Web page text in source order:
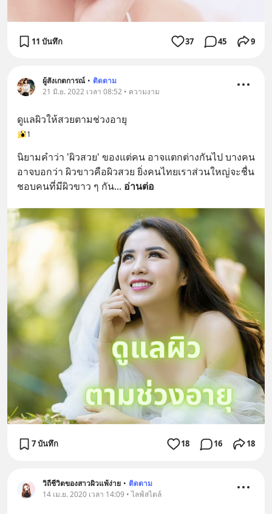
11 บันทึก 37 45 9
ผู้สังเกตการณ์ • ติดตาม
21 มิ.ย. 2022 เวลา 08:52 • ความงาม
ดูแลผิวให้สวยตามช่วงอายุ
1
นิยามคำว่า 'ผิวสวย' ของแต่คน อาจแตกต่างกันไป บางคน
อาจบอกว่า ผิวขาวคือผิวสวย ยิ่งคนไทยเราส่วนใหญ่จะชื่น
ชอบคนที่มีผิวขาว ๆ กัน... อ่านต่อ
7 บันทึก 18 16 18
วิถีชีวิตของสาวผิวแพ้ง่าย • ติดตาม
14 เม.ย. 2020 เวลา 14:09 • ไลฟ์สไตล์